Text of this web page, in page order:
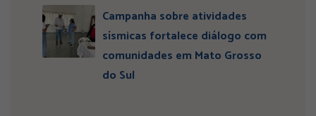
Campanha sobre atividades
sísmicas fortalece diálogo com
comunidades em Mato Grosso
do Sul